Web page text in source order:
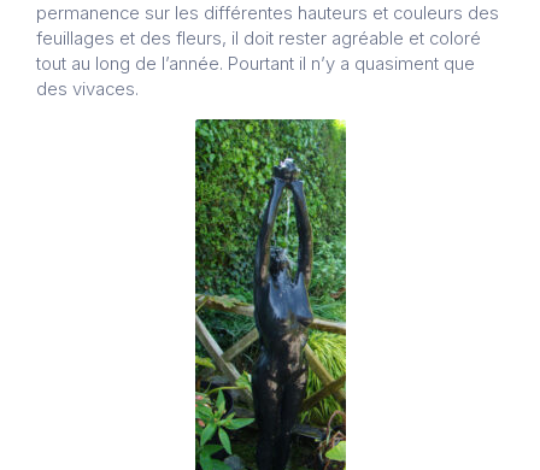
permanence sur les différentes hauteurs et couleurs des
feuillages et des fleurs, il doit rester agréable et coloré
tout au long de l’année. Pourtant il n’y a quasiment que
des vivaces.